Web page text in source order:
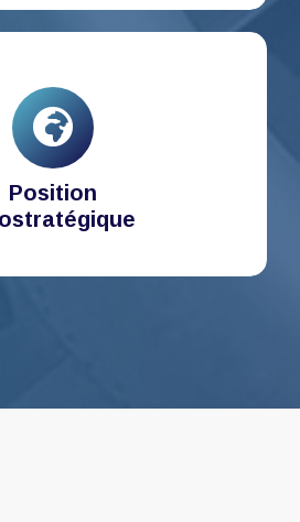
Position